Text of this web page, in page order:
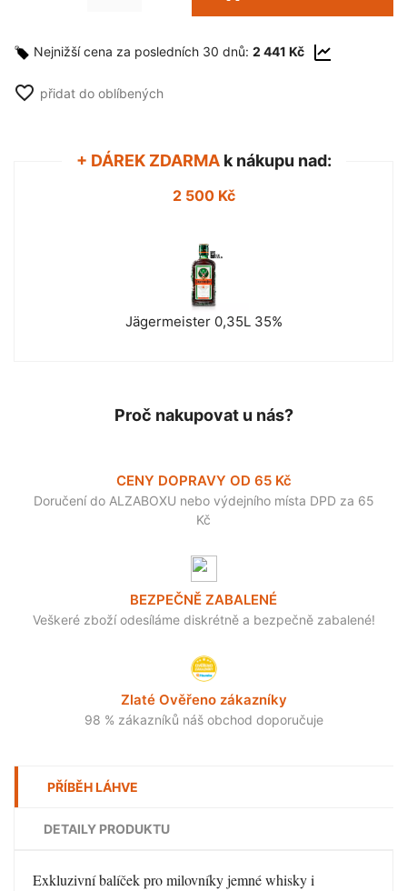
Nejnižší cena za posledních 30 dnů: 2 441 Kč
favorite_border přidat do oblíbených
+ DÁREK ZDARMAk nákupu nad:
2 500 Kč
Jägermeister 0,35L 35%
Proč nakupovat u nás?
CENY DOPRAVY OD 65 Kč
Doručení do ALZABOXU nebo výdejního místa DPD za 65
Kč
BEZPEČNĚ ZABALENÉ
Veškeré zboží odesíláme diskrétně a bezpečně zabalené!
Zlaté Ověřeno zákazníky
98 % zákazníků náš obchod doporučuje
PŘÍBĚH LÁHVE
DETAILY PRODUKTU
Exkluzivní balíček pro milovníky jemné whisky i